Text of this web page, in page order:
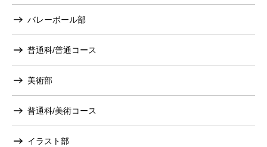
バレーボール部
普通科/普通コース
美術部
普通科/美術コース
イラスト部